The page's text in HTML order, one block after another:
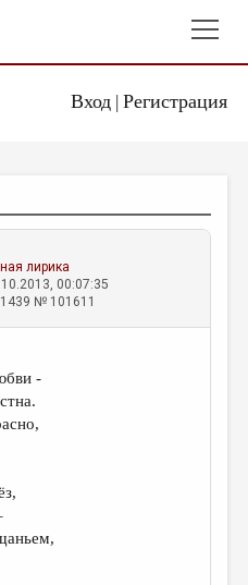
Вход| Регистрация
лирика
00:07:35
№ 101611
-